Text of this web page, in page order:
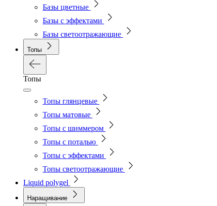
Базы цветные
Базы с эффектами
Базы светоотражающие
Топы
Топы
Топы глянцевые
Топы матовые
Топы с шиммером
Топы с поталью
Топы с эффектами
Топы светоотражающие
Liquid polygel
Наращивание